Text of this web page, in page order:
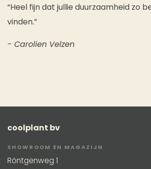
“Heel fijn dat jullie duurzaamheid zo
vinden.”
- Carolien Velzen
coolplant bv
SHOWROOM EN MAGAZIJN
Röntgenweg 1